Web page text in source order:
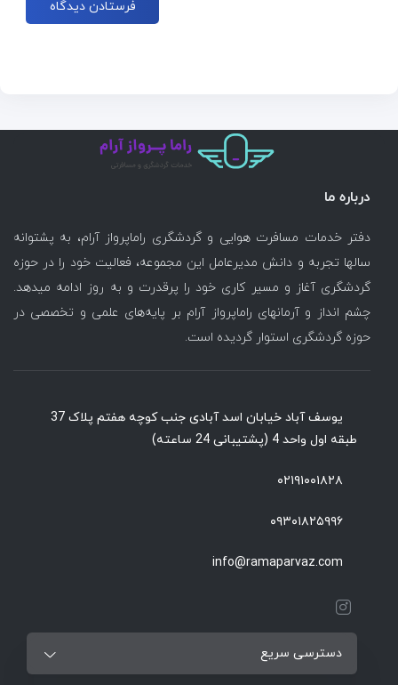
درباره ما
دفتر خدمات مسافرت هوایی و گردشگری راماپرواز آرام، به پشتوانه
سالها تجربه و دانش مدیرعامل این مجموعه، فعالیت خود را در حوزه
گردشگری آغاز و مسیر کاری خود را پرقدرت و به روز ادامه میدهد.
چشم انداز و آرمانهای راماپرواز آرام بر پایه‌های علمی و تخصصی در
حوزه گردشگری استوار گردیده است.
یوسف آباد خیابان اسد آبادی جنب کوچه هفتم پلاک 37
طبقه اول واحد 4 (پشتیبانی 24 ساعته)
۰۲۱۹۱۰۰۱۸۲۸
۰۹۳۰۱۸۲۵۹۹۶
info@ramaparvaz.com
دسترسی سریع